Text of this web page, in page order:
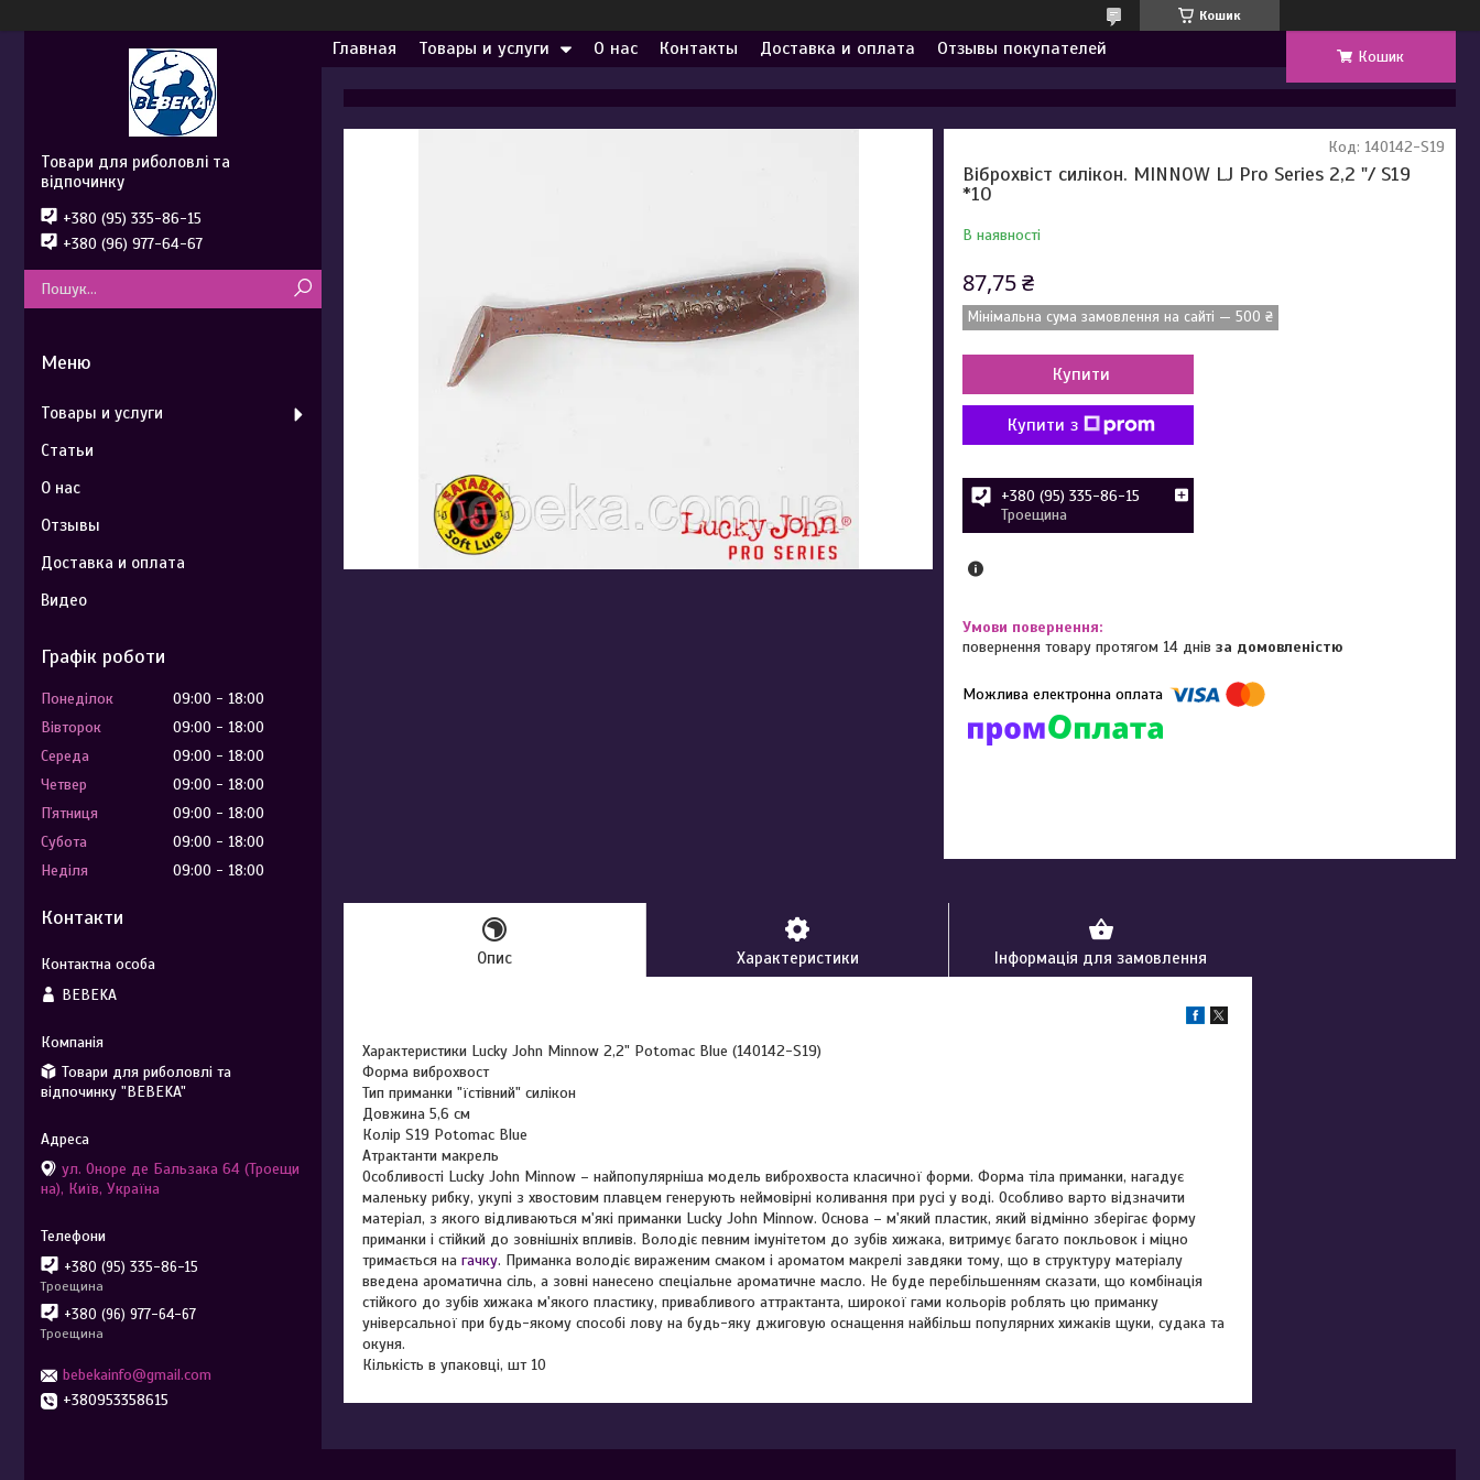
Кошик
Главная Товары и услуги О нас Контакты Доставка и оплата Отзывы покупателей Кошик
Віброхвіст силікон. MINNOW LJ Pro Series 2,2 "/ S19
*10
В наявності
Код: 140142-S19
87,75 ₴
Мінімальна сума замовлення на сайті — 500 ₴
Купити
Купити з
+380 (95) 335-86-15
Троещина
повернення товару протягом 14 днівза домовленістю
Опис Характеристики Інформація для замовлення
Характеристики Lucky John Minnow 2,2" Potomac Blue (140142-S19)
Форма виброхвост
Тип приманки "їстівний" силікон
Довжина 5,6 см
Колір S19 Potomac Blue
Атрактанти макрель
Особливості Lucky John Minnow – найпопулярніша модель виброхвоста класичної форми. Форма тіла приманки, нагадує
маленьку рибку, укупі з хвостовим плавцем генерують неймовірні коливання при русі у воді. Особливо варто відзначити
матеріал, з якого відливаються м'які приманки Lucky John Minnow. Основа – м'який пластик, який відмінно зберігає форму
приманки і стійкий до зовнішніх впливів. Володіє певним імунітетом до зубів хижака, витримує багато покльовок і міцно
тримається на гачку. Приманка володіє вираженим смаком і ароматом макрелі завдяки тому, що в структуру матеріалу
введена ароматична сіль, а зовні нанесено спеціальне ароматичне масло. Не буде перебільшенням сказати, що комбінація
стійкого до зубів хижака м'якого пластику, привабливого аттрактанта, широкої гами кольорів роблять цю приманку
універсальної при будь-якому способі лову на будь-яку джиговую оснащення найбільш популярних хижаків щуки, судака та
окуня.
Кількість в упаковці, шт 10
Товари для риболовлі та
відпочинку
+380 (95) 335-86-15
+380 (96) 977-64-67
Товары и услуги
Статьи
О нас
Отзывы
Доставка и оплата
Видео
Графік роботи
Понеділок 09:00
18:00
Вівторок
09:00
18:00
Середа
09:00
18:00
Четвер
09:00
18:00
Пʼятниця
09:00
18:00
Субота
09:00
18:00
Неділя
09:00 18:00
Контакти
BEBEKA
Товари для риболовлі та
відпочинку "BEBEKA"
ул. Оноре де Бальзака 64 (Троещи
на), Київ, Україна
+380 (95) 335-86-15
Троещина
+380 (96) 977-64-67
Троещина
bebekainfo@gmail.com
+380953358615